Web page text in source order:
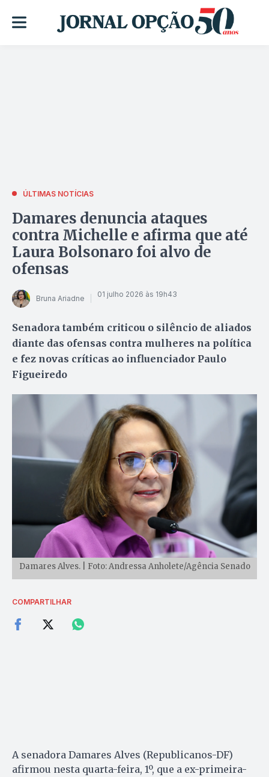
ÚLTIMAS NOTÍCIAS
Damares denuncia ataques
contra Michelle e afirma que até
Laura Bolsonaro foi alvo de
ofensas
Bruna Ariadne 01 julho 2026 às 19h43
Senadora também criticou o silêncio de aliados
diante das ofensas contra mulheres na política
e fez novas críticas ao influenciador Paulo
Figueiredo
Damares Alves. | Foto: Andressa Anholete/Agência Senado
COMPARTILHAR
A senadora Damares Alves (Republicanos-DF)
afirmou nesta quarta-feira, 1º, que a ex-primeira-